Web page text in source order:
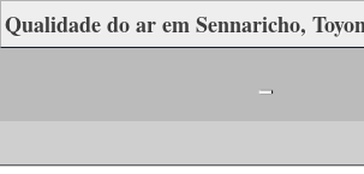
Qualidade do ar em Sennaricho,
-